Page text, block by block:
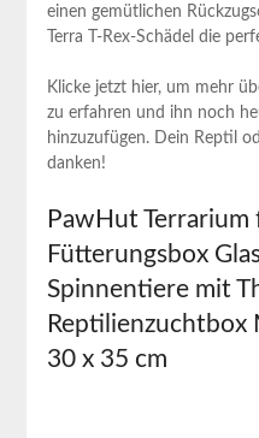
einen ‍gemütlichen
Terra T-Rex-Schädel⁤ die
Klicke jetzt hier, um mehr
zu⁢ erfahren und ihn noch
‌hinzuzufügen. Dein Reptil
danken!
PawHut
Fütterungsbox
Spinnentiere mit
⁣Reptilienzuchtbox⁣
30 x 35 cm